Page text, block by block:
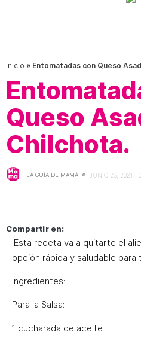
Inicio » Entomatadas con Queso
Queso
Chilchota.
LA GUÍA DE MAMÁ JUNIO 25, 2021 0
Compartir en:
¡Esta receta va a quitarte el
opción rápida y saludable para
Ingredientes:
Para la Salsa:
1 cucharada de aceite